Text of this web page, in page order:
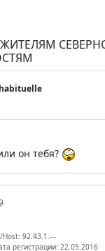
ЖИТЕЛЯМ
он тебя?
Host: 92.43.1.---
регистрации: 22.05.2016